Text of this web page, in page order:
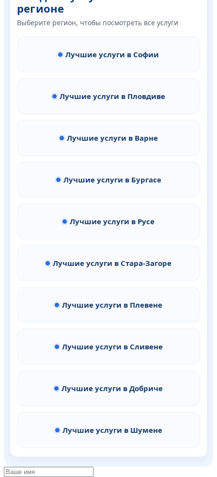
регионе
Выберите регион, чтобы посмотреть все услуги
Лучшие услуги в Софии
Лучшие услуги в Пловдиве
Лучшие услуги в Варне
Лучшие услуги в Бургасе
Лучшие услуги в Русе
Лучшие услуги в Стара-Загоре
Лучшие услуги в Плевене
Лучшие услуги в Сливене
Лучшие услуги в Добриче
Лучшие услуги в Шумене